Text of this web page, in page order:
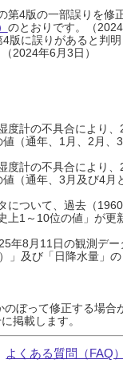
4版の一部誤りを
のとおりです。（2024
版に誤りがあると判
2024年6月3日）
度計の不具合により
（通年、1月、2月
度計の不具合により
（通年、3月及び4
について、過去（
1～10位の値」が更
年8月11日の観測デ
」及び「日降水量
ぼって修正する場
掲載します。
よくある質問（FAQ）